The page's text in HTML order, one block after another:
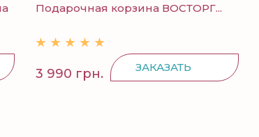
Подарочная корзина ВОСТОРГ...
3 990 грн. ЗАКАЗАТЬ